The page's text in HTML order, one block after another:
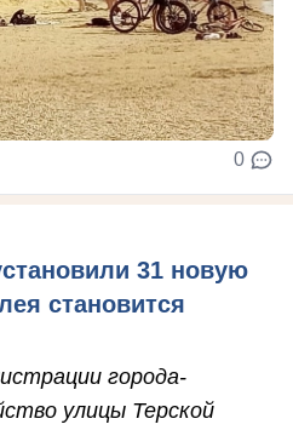
0
31 новую
становится
города-
улицы Терской